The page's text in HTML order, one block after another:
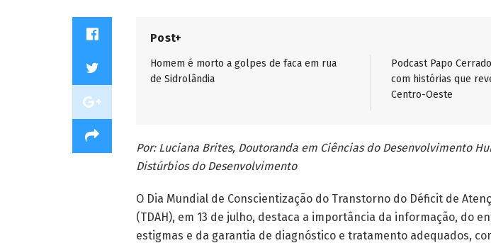
Post+
Homem é morto a golpes de faca em rua
de Sidrolândia
Podcast Papo
com histórias que
Centro-Oeste
Por: Luciana Brites, Doutoranda em Ciências do Desenvolvimento
Distúrbios do Desenvolvimento
O Dia Mundial de Conscientização do Transtorno do Déficit de
(TDAH), em 13 de julho, destaca a importância da informação, do
estigmas e da garantia de diagnóstico e tratamento adequados,